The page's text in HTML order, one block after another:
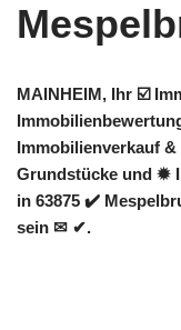
MAINHEIM, Ihr ☑️
Immobilienverkauf
Grundstücke und ✹
in 63875 ✔️
sein ✉ ✔.